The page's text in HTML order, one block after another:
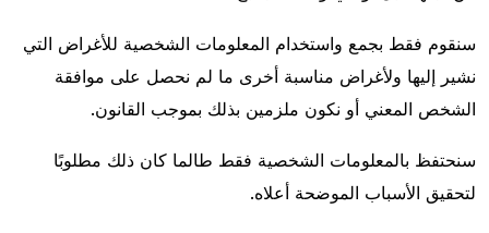
سنقوم فقط بجمع واستخدام المعلومات الشخصية للأغراض التي
نشير إليها ولأغراض مناسبة أخرى ما لم نحصل على موافقة
الشخص المعني أو نكون ملزمين بذلك بموجب القانون.
سنحتفظ بالمعلومات الشخصية فقط طالما كان ذلك مطلوبًا
لتحقيق الأسباب الموضحة أعلاه.